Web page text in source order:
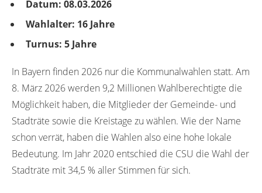
Datum: 08.03.2026
Wahlalter: 16 Jahre
Turnus: 5 Jahre
In Bayern finden 2026 nur die Kommunalwahlen statt. Am
8. März 2026 werden 9,2 Millionen Wahlberechtigte die
Möglichkeit haben, die Mitglieder der Gemeinde- und
Stadträte sowie die Kreistage zu wählen. Wie der Name
schon verrät, haben die Wahlen also eine hohe lokale
Bedeutung. Im Jahr 2020 entschied die CSU die Wahl der
Stadträte mit 34,5 % aller Stimmen für sich.